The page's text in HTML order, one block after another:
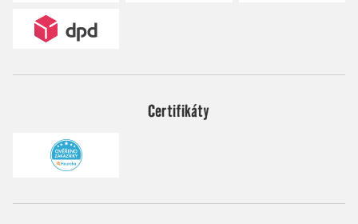
Certifikáty